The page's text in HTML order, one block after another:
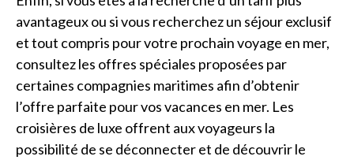
avantageux ou si vous recherchez un séjour exclusif
et tout compris pour votre prochain voyage en mer,
consultez les offres spéciales proposées par
certaines compagnies maritimes afin d’obtenir
l’offre parfaite pour vos vacances en mer. Les
croisières de luxe offrent aux voyageurs la
possibilité de se déconnecter et de découvrir le